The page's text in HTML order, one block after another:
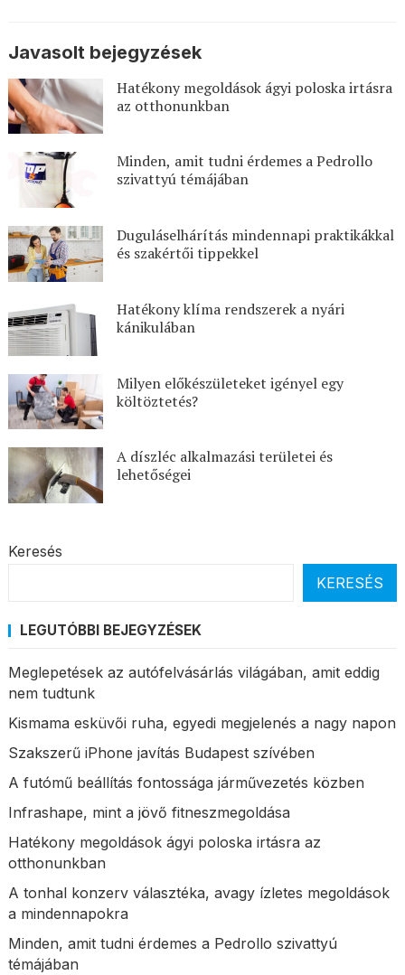
Javasolt bejegyzések
Hatékony megoldások ágyi poloska irtásra
az otthonunkban
Minden, amit tudni érdemes a Pedrollo
szivattyú témájában
Duguláselhárítás mindennapi praktikákkal
és szakértői tippekkel
Hatékony klíma rendszerek a nyári
kánikulában
Milyen előkészületeket igényel egy
költöztetés?
A díszléc alkalmazási területei és
lehetőségei
Keresés
KERESÉS
LEGUTÓBBI BEJEGYZÉSEK
Meglepetések az autófelvásárlás világában, amit eddig
nem tudtunk
Kismama esküvői ruha, egyedi megjelenés a nagy napon
Szakszerű iPhone javítás Budapest szívében
A futómű beállítás fontossága járművezetés közben
Infrashape, mint a jövő fitneszmegoldása
Hatékony megoldások ágyi poloska irtásra az
otthonunkban
A tonhal konzerv választéka, avagy ízletes megoldások
a mindennapokra
Minden, amit tudni érdemes a Pedrollo szivattyú
témájában